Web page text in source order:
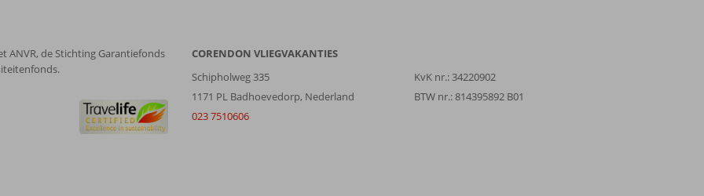
ANVR, de Stichting Garantiefonds
CORENDON VLIEGVAKANTIES
Schipholweg 335
1171 PL Badhoevedorp, Nederland
023 7510606
KvK nr.: 34220902
BTW nr.: 814395892 B01